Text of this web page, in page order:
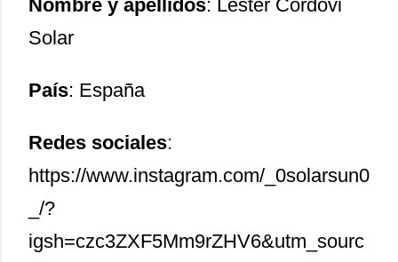
Nombre y apellidos: Lester Cordovi
Solar
País: España
Redes sociales:
https://www.instagram.com/_0solarsun0
_/?
igsh=czc3ZXF5Mm9rZHV6&utm_sourc